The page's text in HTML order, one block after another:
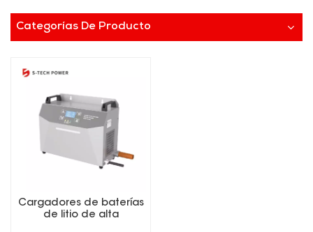
Categorías De Producto
Cargadores de baterías
de litio de alta